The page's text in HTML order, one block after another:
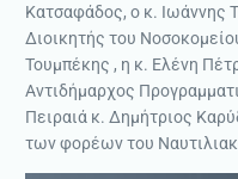
Κατσαφάδος, ο κ. Ιωάννης
Διοικητής του
Τουμπέκης , η κ. Ελένη
Αντιδήµαρχος
Πειραιά κ. Δημήτριος
των φορέων του